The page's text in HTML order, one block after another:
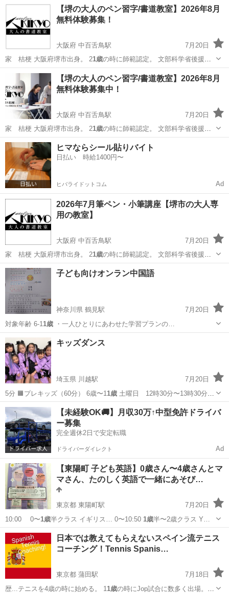
大阪 堺市 中百舌鳥駅 日本文化 写経
【堺の大人のペン習字/書道教室】2026年8月
無料体験募集！
大阪府 中百舌鳥駅
7月20日
家 桔梗 大阪府堺市出身。 21歳の時に師範認定。 文部科学省後援硬
筆…大阪 堺市 中百舌鳥駅 日本文化 ペン習字
【堺の大人のペン習字/書道教室】2026年8月
無料体験募集中！
大阪府 中百舌鳥駅
7月20日
家 桔梗 大阪府堺市出身。 21歳の時に師範認定。 文部科学省後援硬
筆…
大阪 堺市 中百舌鳥駅 書道 ペン習字
ヒマならシール貼りバイト
日払い 時給1400円〜
ヒバライドットコム Ad
2026年7月筆ペン・小筆講座【堺市の大人専
用の教室】
大阪府 中百舌鳥駅
7月20日
家 桔梗 大阪府堺市出身。 21歳の時に師範認定。 文部科学省後援硬
筆…
大阪 堺市 中百舌鳥駅 日本文化 小筆
子ども向けオンラン中国語
神奈川県 鶴見駅
7月20日
対象年齢 6-1 1歳・一人ひとりにあわせた学習プランの…
神奈川 横浜市 鶴見駅
キッズダンス
埼玉県 川越駅
7月20日
5分 🟧プレキッズ（60分） 6歳〜1 1歳土曜日 12時30分〜13時30分
…埼玉 川越市 川越駅 ヒップホップ リズム
【未経験OK🚚】月収30万↑中型免許ドライバ
ー募集
完全週休2日で安定転職
ドライバーダイレクト Ad
【東陽町 子ども英語】0歳さん〜4歳さんとマ
マさん、たのしく英語で一緒にあそび…
東京都 東陽町駅
7月20日
10:00 0〜1歳半クラス イギリス… 0〜10:50 1歳半〜2歳クラス Y…
東京 江東区 東陽町駅 英会話 ママ
日本では教えてもらえないスペイン流テニス
コーチング！Tennis Spanis…
東京都 蒲田駅
7月18日
歴...テニスを4歳の時に始める。 1 1歳の時にJop試合に数多く出場。